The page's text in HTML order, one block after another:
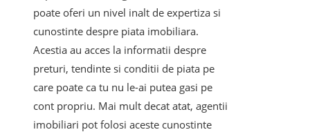
poate oferi un nivel inalt de expertiza si
cunostinte despre piata imobiliara.
Acestia au acces la informatii despre
preturi, tendinte si conditii de piata pe
care poate ca tu nu le-ai putea gasi pe
cont propriu. Mai mult decat atat, agentii
imobiliari pot folosi aceste cunostinte